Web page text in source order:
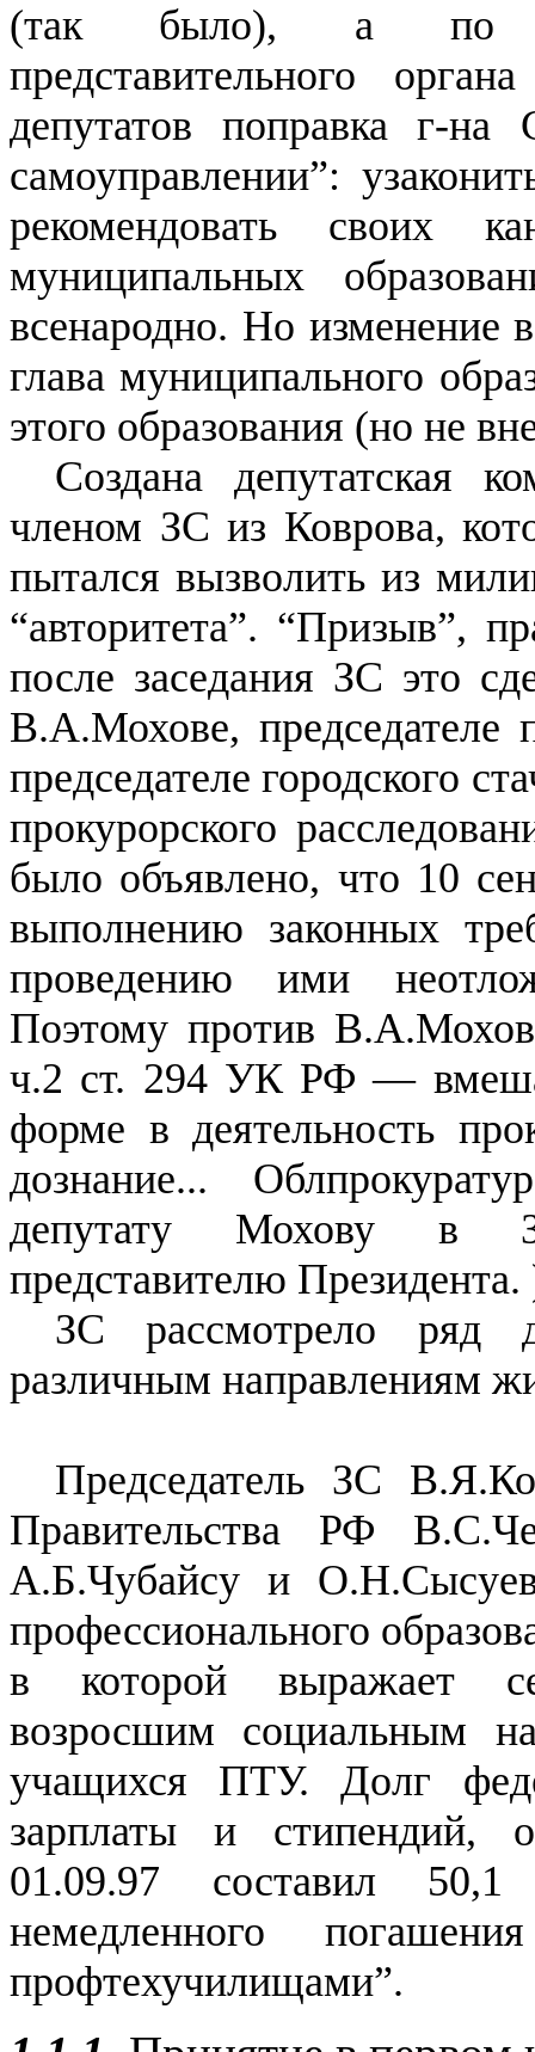
(так было), а по
представительного
депутатов поправка г-
самоуправлении”:
рекомендовать своих
муниципальных
всенародно. Но изменение
глава муниципального
этого образования (но не
Создана депутатская
членом ЗС из Коврова,
пытался вызволить из
“авторитета”. “Призыв”,
после заседания ЗС это
В.А.Мохове, председателе
председателе городского
прокурорского
было объявлено, что 10
выполнению законных
проведению ими
Поэтому против
ч.2 ст. 294 УК РФ —
форме в деятельность
дознание...
депутату Мохову в
представителю Президента.
ЗС рассмотрело ряд
различным направлениям
Председатель ЗС
Правительства РФ
А.Б.Чубайсу и
профессионального
в которой выражает
возросшим социальным
учащихся ПТУ. Долг
зарплаты и стипендий,
01.09.97 составил
немедленного
профтехучилищами”.